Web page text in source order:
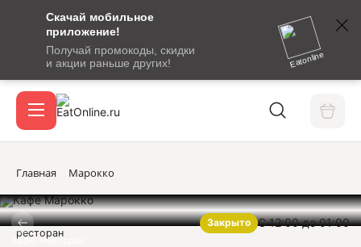
Скачай мобильное
приложение!
Получай промокоды, скидки
и акции раньше других!
Eatonline
сообщение
кодом
подтверждения
Вход / регистрация
Акции
Главная Марокко
Закрыто С 12:00 до 01:00
Кафе-Ресторан
ресторан